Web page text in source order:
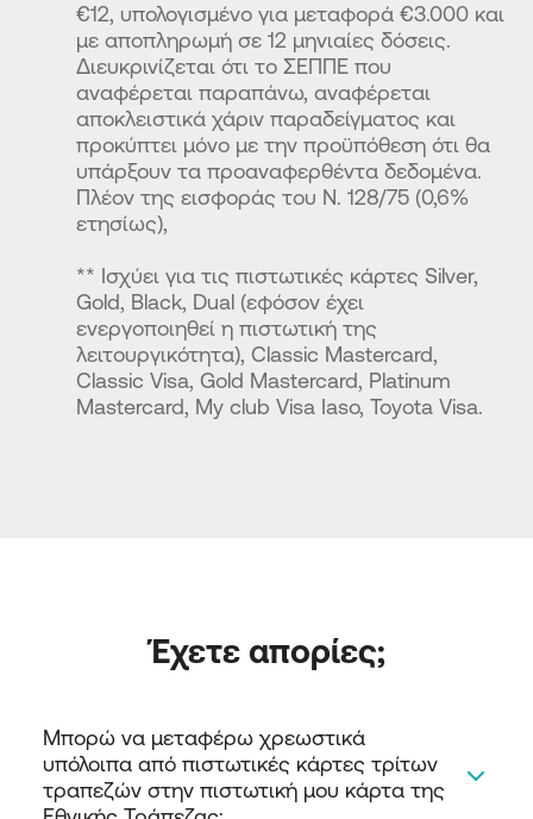
€12, υπολογισμένο για μεταφορά €3.000 και
με αποπληρωμή σε 12 μηνιαίες δόσεις.
Διευκρινίζεται ότι το ΣΕΠΠΕ που
αναφέρεται παραπάνω, αναφέρεται
αποκλειστικά χάριν παραδείγματος και
προκύπτει μόνο με την προϋπόθεση ότι θα
υπάρξουν τα προαναφερθέντα δεδομένα.
Πλέον της εισφοράς του Ν. 128/75 (0,6%
ετησίως),
** Ισχύει για τις πιστωτικές κάρτες Silver,
Gold, Black, Dual (εφόσον έχει
ενεργοποιηθεί η πιστωτική της
λειτουργικότητα), Classic Mastercard,
Classic Visa, Gold Mastercard, Platinum
Mastercard, My club Visa Ιaso, Toyota Visa.
Έχετε απορίες;
Μπορώ να μεταφέρω χρεωστικά
υπόλοιπα από πιστωτικές κάρτες τρίτων
τραπεζών στην πιστωτική μου κάρτα της